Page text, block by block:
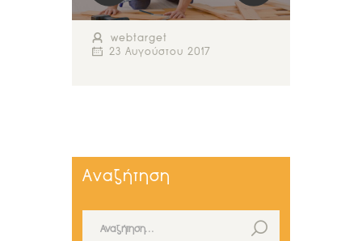
webtarget
23 Αυγούστου 2017
Αναζήτηση